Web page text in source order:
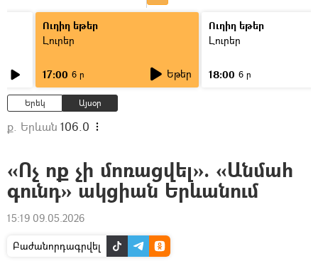
Ուղիղ եթեր
Լուրեր
17:00 6 ր Եթեր
Ուղիղ եթեր
Լուրեր
18:00 6 ր
Երեկ Այսօր
ք. Երևան 106.0
«Ոչ ոք չի մոռացվել». «Անմահ
գունդ» ակցիան Երևանում
15:19 09.05.2026
Բաժանորդագրվել